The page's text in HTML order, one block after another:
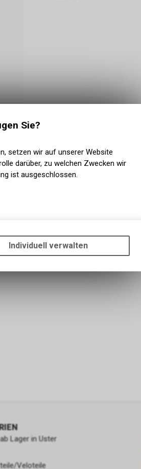
Lager in Uster
Veloteile
Sie?
setzen wir auf unserer Website
darüber, zu welchen Zwecken wir
ist ausgeschlossen.
unseres Online-Angebots, wie die
Bitte beachten Sie, dass die
personenbezogene Daten des
um diese Werbeflächen zu
Individuell verwalten